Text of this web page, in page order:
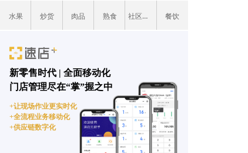
水果 炒货 肉品 熟食 社区生鲜 餐饮
新零售时代 | 全面移动化
门店管理尽在“掌”握之中
+让现场作业更实时化
+全流程业务移动化
+供应链数字化